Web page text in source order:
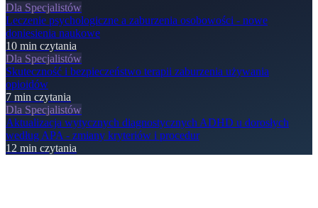
Dla Specjalistów
Leczenie psychologiczne a zaburzenia osobowości - nowe
doniesienia naukowe
10 min czytania
Dla Specjalistów
Skuteczność i bezpieczeństwo terapii zaburzenia używania
opioidów
7 min czytania
Dla Specjalistów
Aktualizacja wytycznych diagnostycznych ADHD u dorosłych
według APA - zmiany kryteriów i procedur
12 min czytania